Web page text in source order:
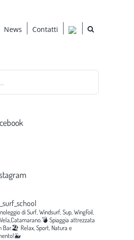
News Contatti
di Surf, Windsurf, Sup, WingFoil,
Spiaggia attrezzata
Bar.🏖️ Relax, Sport, Natura e